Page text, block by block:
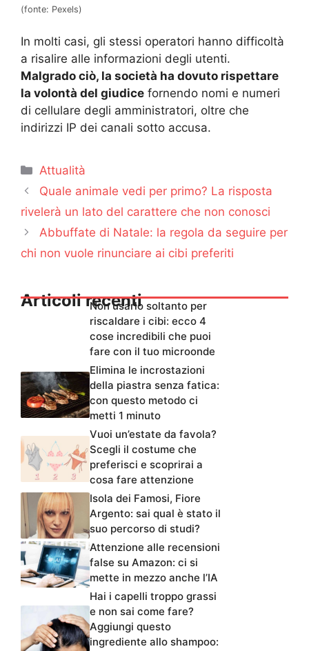
(fonte: Pexels)
In molti casi, gli stessi operatori hanno difficoltà
a risalire alle informazioni degli utenti.
Malgrado ciò, la società ha dovuto rispettare
la volontà del giudice fornendo nomi e numeri
di cellulare degli amministratori, oltre che
indirizzi IP dei canali sotto accusa.
Categorie
Attualità
Quale animale vedi per primo? La risposta
rivelerà un lato del carattere che non conosci
Abbuffate di Natale: la regola da seguire per
chi non vuole rinunciare ai cibi preferiti
Articoli recentiNon usarlo soltanto per
riscaldare i cibi: ecco 4
cose incredibili che puoi
fare con il tuo microonde
Elimina le incrostazioni
della piastra senza fatica:
con questo metodo ci
metti 1 minuto
Vuoi un’estate da favola?
Scegli il costume che
preferisci e scoprirai a
cosa fare attenzione
Isola dei Famosi, Fiore
Argento: sai qual è stato il
suo percorso di studi?
Attenzione alle recensioni
false su Amazon: ci si
mette in mezzo anche l’IA
Hai i capelli troppo grassi
e non sai come fare?
Aggiungi questo
ingrediente allo shampoo: